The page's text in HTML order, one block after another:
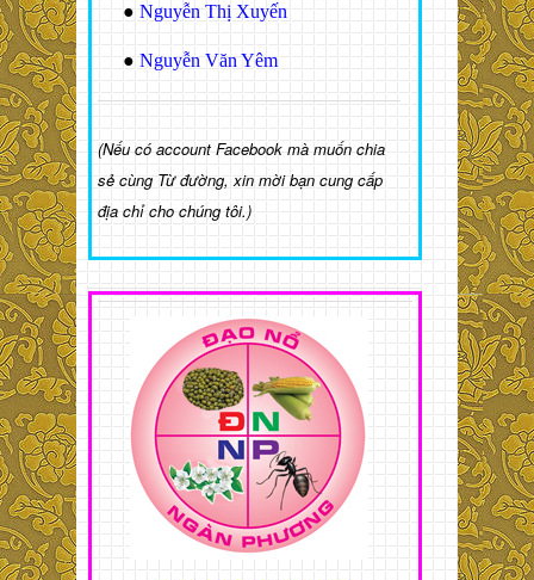
● Nguyễn Thị Xuyến
● Nguyễn Văn Yêm
(Nếu có account Facebook mà muốn chia
sẻ cùng Từ đường, xin mời bạn cung cấp
địa chỉ cho chúng tôi.)